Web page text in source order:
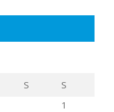
S
S
1